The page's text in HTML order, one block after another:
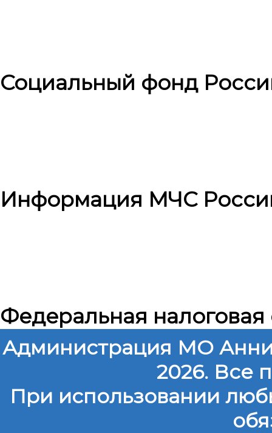
Социальный фонд
Информация МЧС
Федеральная налоговая
Администрация МО
2026. Все
При использовании